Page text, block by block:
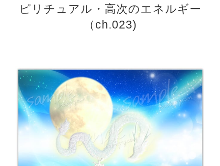
ピリチュアル・高次のエネルギー
（ch.023)